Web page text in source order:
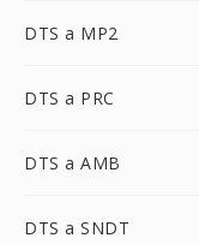
DTS a MP2
DTS a PRC
DTS a AMB
DTS a SNDT